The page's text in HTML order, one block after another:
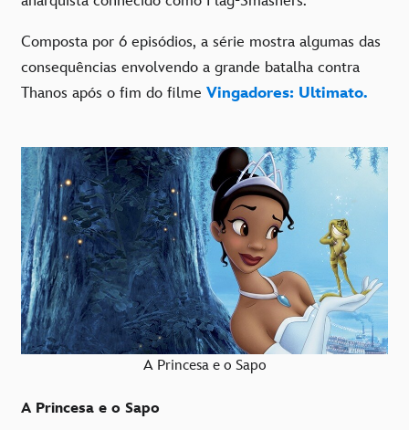
Composta por 6 episódios, a série mostra algumas das
consequências envolvendo a grande batalha contra
Thanos após o fim do filme Vingadores: Ultimato.
A Princesa e o Sapo
A Princesa e o Sapo